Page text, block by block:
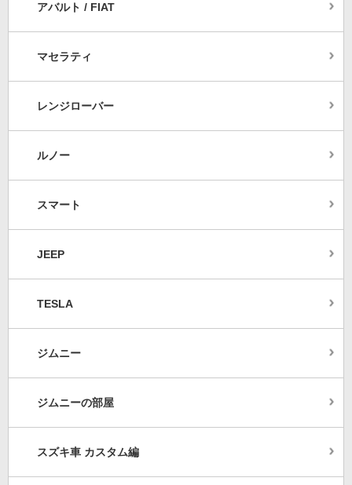
アバルト / FIAT
マセラティ
レンジローバー
ルノー
スマート
JEEP
TESLA
ジムニー
ジムニーの部屋
スズキ車 カスタム編